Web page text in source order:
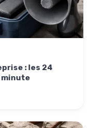
: les 24
minute